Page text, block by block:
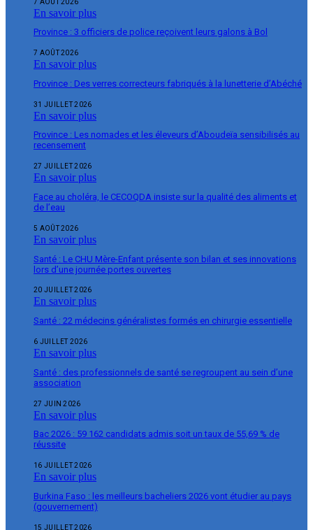
En savoir plus
Province : 3 officiers de police reçoivent leurs galons à Bol
7 AOÛT 2026
En savoir plus
Province : Des verres correcteurs fabriqués à la lunetterie d’Abéché
31 JUILLET 2026
En savoir plus
Province : Les nomades et les éleveurs d’Aboudeïa sensibilisés au
recensement
27 JUILLET 2026
En savoir plus
Face au choléra, le CECOQDA insiste sur la qualité des aliments et
de l’eau
5 AOÛT 2026
En savoir plus
Santé : Le CHU Mère-Enfant présente son bilan et ses innovations
lors d’une journée portes ouvertes
20 JUILLET 2026
En savoir plus
Santé : 22 médecins généralistes formés en chirurgie essentielle
6 JUILLET 2026
En savoir plus
Santé : des professionnels de santé se regroupent au sein d’une
association
27 JUIN 2026
En savoir plus
Bac 2026 : 59 162 candidats admis soit un taux de 55,69 % de
réussite
16 JUILLET 2026
En savoir plus
Burkina Faso : les meilleurs bacheliers 2026 vont étudier au pays
(gouvernement)
15 JUILLET 2026